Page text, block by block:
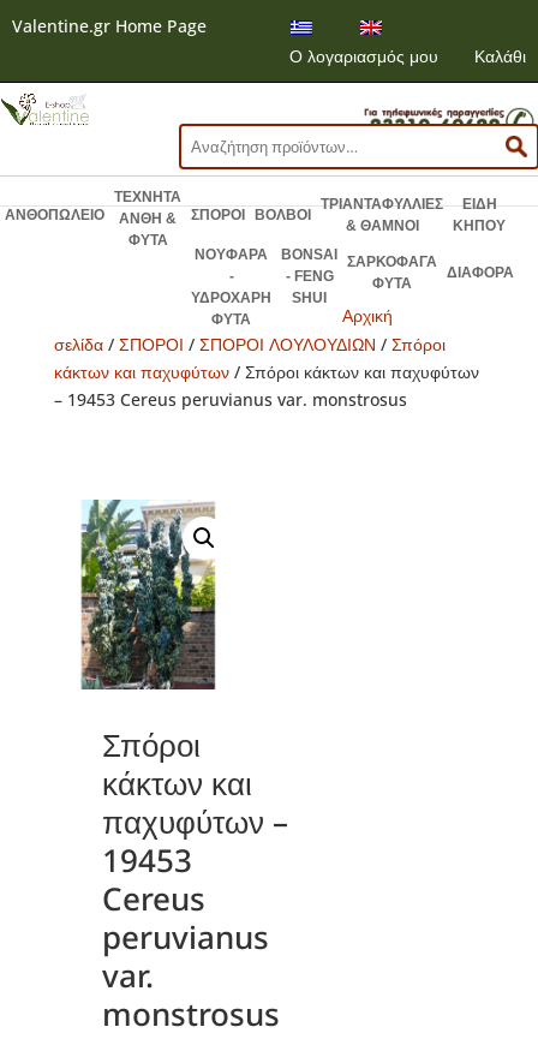
Valentine.gr Home Page
Ο λογαριασμός μου
Καλάθι
Αναζήτηση
για:
ΑΝΘΟΠΩΛΕΙΟ
ΤΕΧΝΗΤΑ
ΑΝΘΗ &
ΦΥΤΑ
ΣΠΟΡΟΙ ΒΟΛΒΟΙ
ΤΡΙΑΝΤΑΦΥΛΛΙΕΣ
& ΘΑΜΝΟΙ
ΕΙΔΗ
ΚΗΠΟΥ
ΝΟΥΦΑΡΑ
-
ΥΔΡΟΧΑΡΗ
ΦΥΤΑ
BONSAI
- FENG
SHUI
ΣΑΡΚΟΦΑΓΑ
ΦΥΤΑ
ΔΙΑΦΟΡΑ
Αρχική
σελίδα/ ΣΠΟΡΟΙ / ΣΠΟΡΟΙ ΛΟΥΛΟΥΔΙΩΝ / Σπόροι
κάκτων και παχυφύτων/ Σπόροι κάκτων και παχυφύτων
– 19453 Cereus peruvianus var. monstrosus
Σπόροι
κάκτων και
παχυφύτων –
19453
Cereus
peruvianus
var.
monstrosus